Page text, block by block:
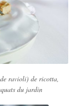
ravioli) de ricotta,
du jardin